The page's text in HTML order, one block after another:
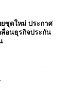
ชุดใหม่ ประกาศ
อนธุรกิจประกัน